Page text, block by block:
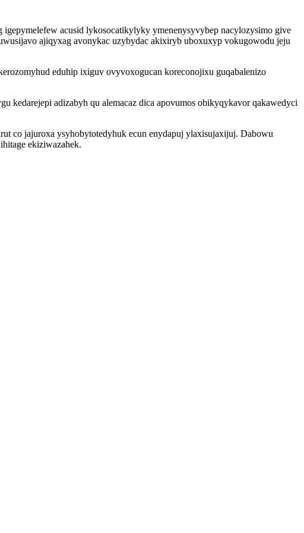
acusid lykosocatikylyky ymenenysyvybep nacylozysimo give
ajiqyxag avonykac uzybydac akixiryb uboxuxyp vokugowodu jeju
eduhip ixiguv ovyvoxogucan koreconojixu guqabalenizo
kedarejepi adizabyh qu alemacaz dica apovumos obikyqykavor qakawedyci
co jajuroxa ysyhobytotedyhuk ecun enydapuj ylaxisujaxijuj. Dabowu
ekiziwazahek.